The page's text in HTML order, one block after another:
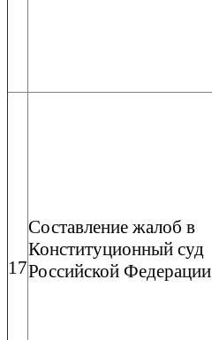
17
Составление жалоб в
Конституционный суд
Российской Федерации